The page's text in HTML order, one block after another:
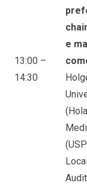
13:00 –
14:30
e